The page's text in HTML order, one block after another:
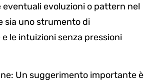
evoluzioni o pattern nel
sia uno strumento di
le intuizioni senza pressioni
Un suggerimento importante è